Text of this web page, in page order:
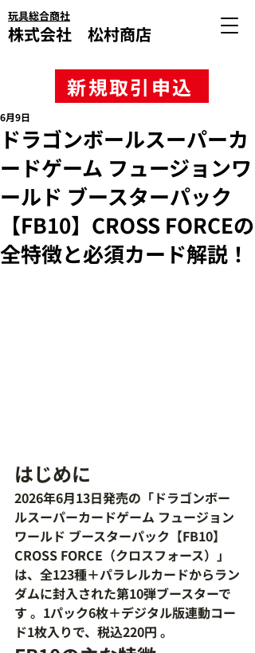
株式会社 松村商店
玩具総合商社
新規取引申込
ドラゴンボールスーパーカ
ードゲーム フュージョンワ
ールド ブースターパック
【FB10】CROSS FORCEの
全特徴と必須カード解説！
6月9日
はじめに
2026年6月13日発売の「ドラゴンボー
ルスーパーカードゲーム フュージョン
ワールド ブースターパック【FB10】
CROSS FORCE（クロスフォース）」
は、 全123種＋パラレルカードからラン
ダムに封入された第10弾ブースターで
す 。1パック6枚＋デジタル版連動コー
ド1枚入りで、税込220円 。